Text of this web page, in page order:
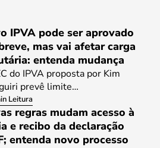
IPVA pode ser aprovado
mas vai afetar carga
entenda mudança
do IPVA proposta por Kim
prevê limite…
Leitura
regras mudam acesso à
e recibo da declaração
entenda novo processo